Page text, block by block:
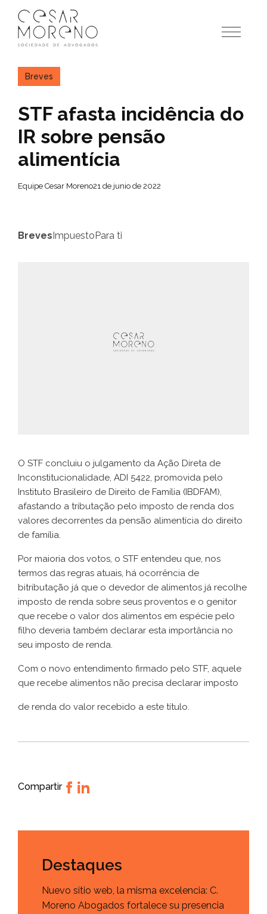
para
conteúdo
Breves
STF afasta incidência do
IR sobre pensão
alimentícia
Equipe Cesar Moreno21 de junio de 2022
BrevesImpuestoPara ti
O STF concluiu o julgamento da Ação Direta de
Inconstitucionalidade, ADI 5422, promovida pelo
Instituto Brasileiro de Direito de Família (IBDFAM),
afastando a tributação pelo imposto de renda dos
valores decorrentes da pensão alimentícia do direito
de família.
Por maioria dos votos, o STF entendeu que, nos
termos das regras atuais, há ocorrência de
bitributação já que o devedor de alimentos já recolhe
imposto de renda sobre seus proventos e o genitor
que recebe o valor dos alimentos em espécie pelo
filho deveria também declarar esta importância no
seu imposto de renda.
Com o novo entendimento firmado pelo STF, aquele
que recebe alimentos não precisa declarar imposto
de renda do valor recebido a este título.
Compartir
Destaques
Nuevo sitio web, la misma excelencia: C.
Moreno Abogados fortalece su presencia